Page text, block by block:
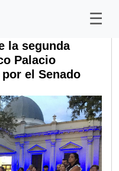
la segunda
Palacio
el Senado